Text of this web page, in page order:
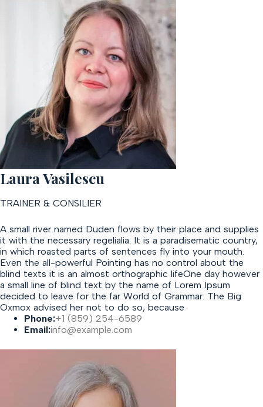
Laura Vasilescu
TRAINER & CONSILIER
A small river named Duden flows by their place and supplies
it with the necessary regelialia. It is a paradisematic country,
in which roasted parts of sentences fly into your mouth.
Even the all-powerful Pointing has no control about the
blind texts it is an almost orthographic lifeOne day however
a small line of blind text by the name of Lorem Ipsum
decided to leave for the far World of Grammar. The Big
Oxmox advised her not to do so, because
Phone:+1 (859) 254-6589
Email:info@example.com